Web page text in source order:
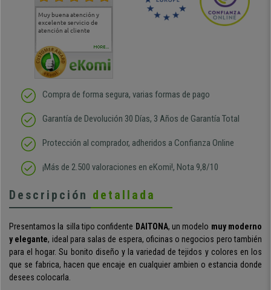
Muy buena atención y
excelente servicio de
atención al cliente
Muy buena atención de
cara al asesoramiento
Si estoy contento
MORE...
Compra de forma segura, varias formas de pago
Garantía de Devolución 30 Días, 3 Años de Garantía Total
Protección al comprador, adheridos a Confianza Online
¡Más de 2.500 valoraciones en eKomi!, Nota 9,8/10
Descripción detallada
Presentamos la silla tipo confidente DAITONA, un modelo muy moderno
y elegante, ideal para salas de espera, oficinas o negocios pero también
para el hogar. Su bonito diseño y la variedad de tejidos y colores en los
que se fabrica, hacen que encaje en cualquier ambien o estancia donde
desees colocarla.